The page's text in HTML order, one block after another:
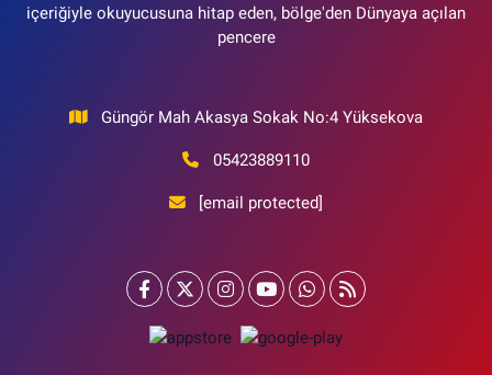
içeriğiyle okuyucusuna hitap eden, bölge'den Dünyaya açılan
pencere
Güngör Mah Akasya Sokak No:4 Yüksekova
05423889110
[email protected]